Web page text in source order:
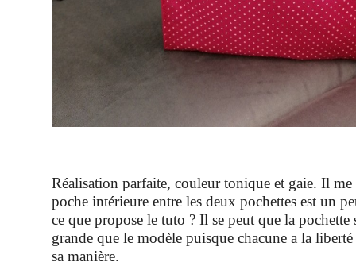
Réalisation parfaite, couleur tonique et gaie. Il me
poche intérieure entre les deux pochettes est un
ce que propose le tuto ? Il se peut que la pochette
grande que le modèle puisque chacune a la
sa manière.